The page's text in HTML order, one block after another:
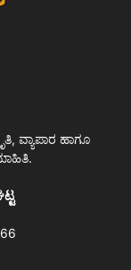
ವ್ಯಾಪಾರ ಹಾಗೂ